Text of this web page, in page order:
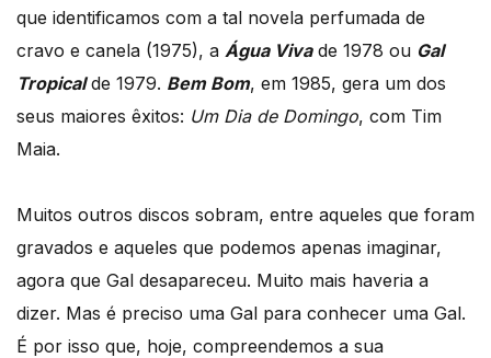
que identificamos com a tal novela perfumada de
cravo e canela (1975), a Água Vivade 1978 ou Gal
Tropical de 1979. Bem Bom, em 1985, gera um dos
seus maiores êxitos: Um Dia de Domingo, com Tim
Maia.
Muitos outros discos sobram, entre aqueles que foram
gravados e aqueles que podemos apenas imaginar,
agora que Gal desapareceu. Muito mais haveria a
dizer. Mas é preciso uma Gal para conhecer uma Gal.
É por isso que, hoje, compreendemos a sua